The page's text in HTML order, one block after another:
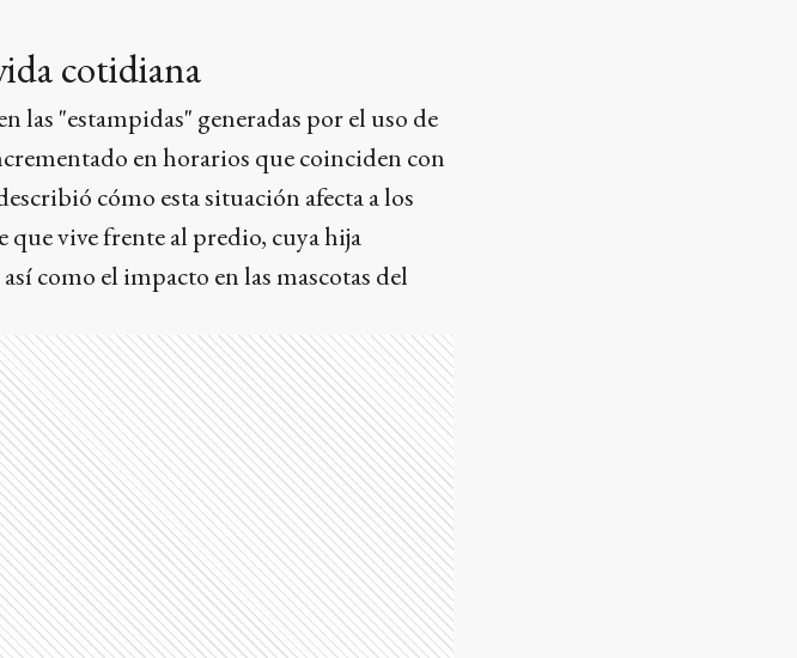
cotidiana
las "estampidas" generadas por el uso de
en horarios que coinciden con
cómo esta situación afecta a los
que vive frente al predio, cuya hija
como el impacto en las mascotas del